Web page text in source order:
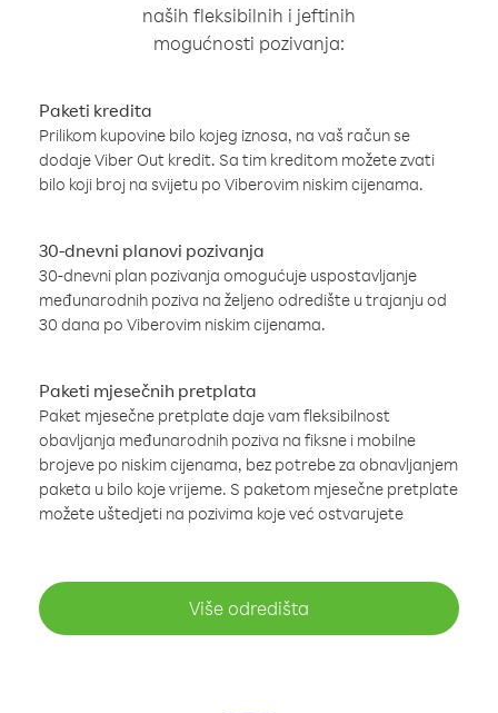
naših fleksibilnih i jeftinih
mogućnosti pozivanja:
Paketi kredita
Prilikom kupovine bilo kojeg iznosa, na vaš račun se
dodaje Viber Out kredit. Sa tim kreditom možete zvati
bilo koji broj na svijetu po Viberovim niskim cijenama.
30-dnevni planovi pozivanja
30-dnevni plan pozivanja omogućuje uspostavljanje
međunarodnih poziva na željeno odredište u trajanju od
30 dana po Viberovim niskim cijenama.
Paketi mjesečnih pretplata
Paket mjesečne pretplate daje vam fleksibilnost
obavljanja međunarodnih poziva na fiksne i mobilne
brojeve po niskim cijenama, bez potrebe za obnavljanjem
paketa u bilo koje vrijeme. S paketom mjesečne pretplate
možete uštedjeti na pozivima koje već ostvarujete
Više odredišta